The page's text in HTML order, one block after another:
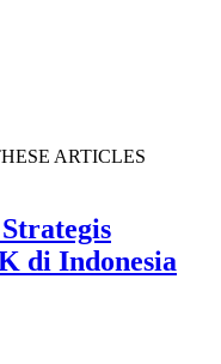
ARTICLES
di Indonesia